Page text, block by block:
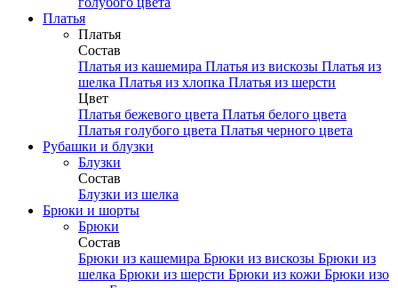
Платья
Платья
Состав
Платья из кашемира Платья из вискозы Платья из
шелка Платья из хлопка Платья из шерсти
Цвет
Платья бежевого цвета Платья белого цвета
Платья голубого цвета Платья черного цвета
Рубашки и блузки
Блузки
Состав
Блузки из шелка
Брюки и шорты
Брюки
Состав
Брюки из кашемира Брюки из вискозы Брюки из
шелка Брюки из шерсти Брюки из кожи Брюки изо